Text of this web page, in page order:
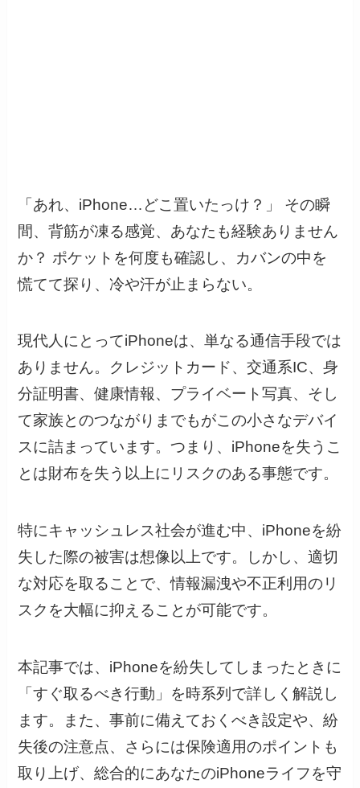
「あれ、iPhone…どこ置いたっけ？」 その瞬
間、背筋が凍る感覚、あなたも経験ありません
か？ ポケットを何度も確認し、カバンの中を
慌てて探り、冷や汗が止まらない。
現代人にとってiPhoneは、単なる通信手段では
ありません。クレジットカード、交通系IC、身
分証明書、健康情報、プライベート写真、そし
て家族とのつながりまでもがこの小さなデバイ
スに詰まっています。つまり、iPhoneを失うこ
とは財布を失う以上にリスクのある事態です。
特にキャッシュレス社会が進む中、iPhoneを紛
失した際の被害は想像以上です。しかし、適切
な対応を取ることで、情報漏洩や不正利用のリ
スクを大幅に抑えることが可能です。
本記事では、iPhoneを紛失してしまったときに
「すぐ取るべき行動」を時系列で詳しく解説し
ます。また、事前に備えておくべき設定や、紛
失後の注意点、さらには保険適用のポイントも
取り上げ、総合的にあなたのiPhoneライフを守